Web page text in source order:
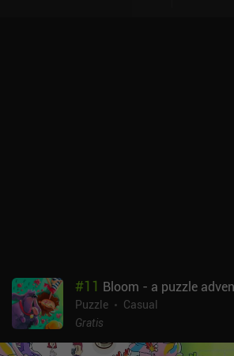
#11 Bloom - a puzzle
Puzzle
Casual
Gratis